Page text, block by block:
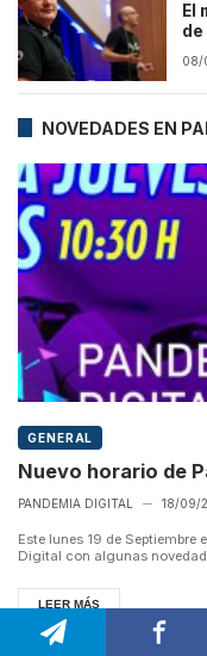
El
de
08/
NOVEDADES EN
GENERAL
Nuevo horario de
PANDEMIA DIGITAL — 18/09/
Este lunes 19 de
Digital con algunas
LEER MÁS